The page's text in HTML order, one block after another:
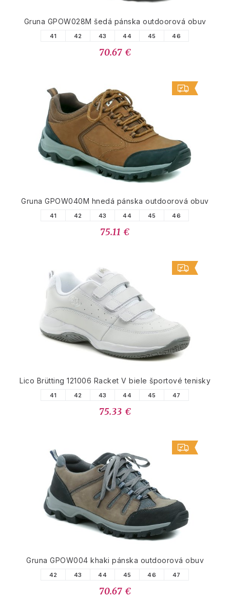
Gruna GPOW028M šedá pánska outdoorová obuv
41 42 43 44 45 46
70.67 €
Gruna GPOW040M hnedá pánska outdoorová obuv
41 42 43 44 45 46
75.11 €
Lico Brütting 121006 Racket V biele športové tenisky
41 42 43 44 45 47
75.33 €
Gruna GPOW004 khaki pánska outdoorová obuv
42 43 44 45 46 47
70.67 €